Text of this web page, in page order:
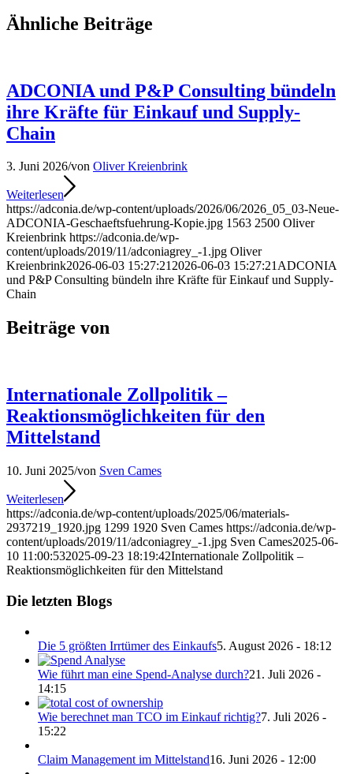
Ähnliche Beiträge
ADCONIA und P&P Consulting bündeln
ihre Kräfte für Einkauf und Supply-
Chain
3. Juni 2026/von Oliver Kreienbrink
Weiterlesen
https://adconia.de/wp-content/uploads/2026/06/2026_05_03-Neue-
ADCONIA-Geschaeftsfuehrung-Kopie.jpg 1563 2500 Oliver
Kreienbrink https://adconia.de/wp-
content/uploads/2019/11/adconiagrey_-1.jpg Oliver
Kreienbrink2026-06-03 15:27:212026-06-03 15:27:21ADCONIA
und P&P Consulting bündeln ihre Kräfte für Einkauf und Supply-
Chain
Beiträge von
Internationale Zollpolitik –
Reaktionsmöglichkeiten für den
Mittelstand
10. Juni 2025/von Sven Cames
Weiterlesen
https://adconia.de/wp-content/uploads/2025/06/materials-
2937219_1920.jpg 1299 1920 Sven Cames https://adconia.de/wp-
content/uploads/2019/11/adconiagrey_-1.jpg Sven Cames2025-06-
10 11:00:532025-09-23 18:19:42Internationale Zollpolitik –
Reaktionsmöglichkeiten für den Mittelstand
Die letzten Blogs
Die 5 größten Irrtümer des Einkaufs5. August 2026 - 18:12
Wie führt man eine Spend-Analyse durch?21. Juli 2026 -
14:15
Wie berechnet man TCO im Einkauf richtig?7. Juli 2026 -
15:22
Claim Management im Mittelstand16. Juni 2026 - 12:00